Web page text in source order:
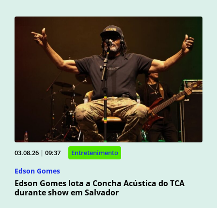
03.08.26 | 09:37 Entretenimento
Edson Gomes
Edson Gomes lota a Concha Acústica do TCA
durante show em Salvador